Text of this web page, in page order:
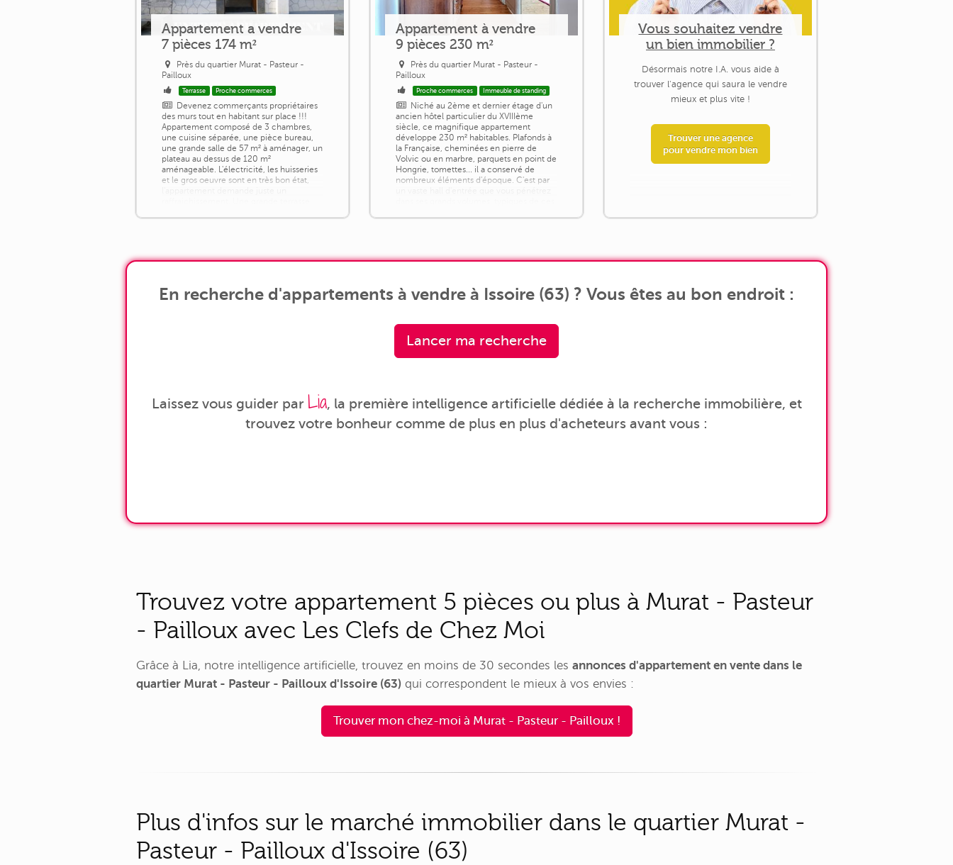
Appartement a vendre
7 pièces 174 m²
Près du quartier Murat - Pasteur -
Pailloux
Terrasse Proche commerces
Devenez commerçants propriétaires
des murs tout en habitant sur place !!!
Appartement composé de 3 chambres,
une cuisine séparée, une pièce bureau,
une grande salle de 57 m² à aménager, un
plateau au dessus de 120 m²
aménageable. L'électricité, les huisseries
et le gros oeuvre sont en très bon état,
Appartement à vendre
9 pièces 230 m²
Près du quartier Murat - Pasteur -
Pailloux
Proche commerces Immeuble de standing
Niché au 2ème et dernier étage d'un
ancien hôtel particulier du XVIIIème
siècle, ce magnifique appartement
développe 230 m² habitables. Plafonds à
la Française, cheminées en pierre de
Volvic ou en marbre, parquets en point de
Hongrie, tomettes... il a conservé de
nombreux éléments d'époque. C'est par
Vous souhaitez vendre
un bien immobilier ?
Désormais notre I.A. vous aide à
trouver l'agence qui saura le vendre
mieux et plus vite !
Trouver une agence
pour vendre mon bien
En recherche d'appartements à vendre à Issoire (63) ? Vous êtes au bon endroit :
Lancer ma recherche
Laissez vous guider par Lia, la première intelligence artificielle dédiée à la recherche immobilière, et
trouvez votre bonheur comme de plus en plus d'acheteurs avant vous :
Trouvez votre appartement 5 pièces ou plus à Murat - Pasteur
- Pailloux avec Les Clefs de Chez Moi
Grâce à Lia, notre intelligence artificielle, trouvez en moins de 30 secondes les annonces d'appartement en vente dans le
quartier Murat - Pasteur - Pailloux d'Issoire (63) qui correspondent le mieux à vos envies :
Trouver mon chez-moi à Murat - Pasteur - Pailloux !
Plus d'infos sur le marché immobilier dans le quartier Murat -
Pasteur - Pailloux d'Issoire (63)